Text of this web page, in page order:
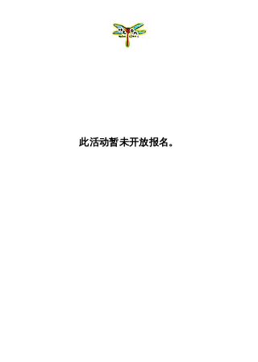
此活动暂未开放报名。